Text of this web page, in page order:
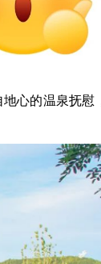
心的温泉抚